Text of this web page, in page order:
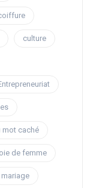
culture
mot caché
de femme
mariage